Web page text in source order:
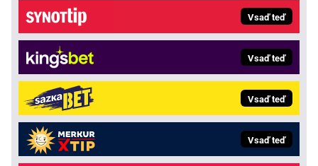
Vsaď teď
Vsaď teď
Vsaď teď
Vsaď teď